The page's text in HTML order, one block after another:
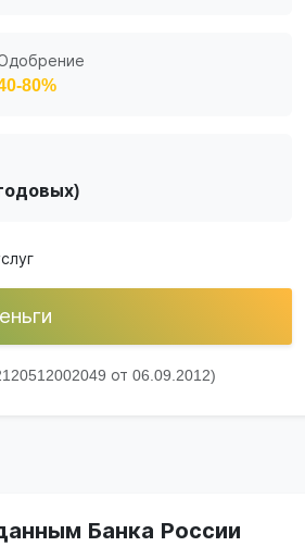
80%
от 06.09.2012)
Банка России